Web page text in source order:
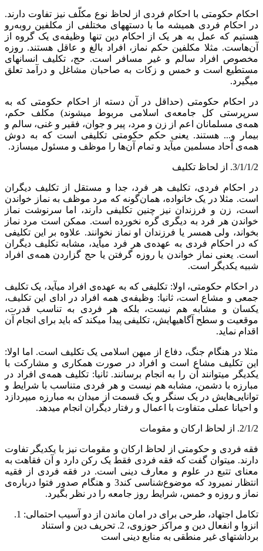
احکام حکومتی با احکام فردی از لحاظ نوع مکلّف نیز تفاوت دارند.
در احکام فردی همیشه ما با دسته‏های مختلفی از مکلفین روبه‌رو
هستیم که عمل به هر یک از احکام دین تنها وظیفه‌ی یک گروه از
آن‌هاست. مثلا مکلفین حکم نماز، افراد بالغ و عاقل هستند. روزه
مخصوص افراد سالم و غیر مسافر است. حج، تکلیف انسان‏های
مستطیع است و خمس و زکات به صاحبان مشاغل و درآمد تعلق
می‏گیرد.
در احکام حکومتی (حداقل در آن دسته از احکام حکومتی که به
سرپرستی کل جامعه‌ی اسلامی مربوط می‏شوند) مکلف حکم،
همه‌ی مسلمانان اعم از زن و مرد، پیر و جوان، فقیر و غنی، سالم و
بیمار و... هستند. یعنی حکم حکومتی تکلیفی است که به دوش
همه‌ی آحاد مسلمین می‏آید و تمام آن‌ها را موظف و مسئول می‏سازد.
3/1/1/2. از لحاظ تکلیف
در احکام فردی، تکلیف هر فرد، جدا و مستقل از تکلیف دیگران
است. مثلا در یک خانواده، همان‌گونه که مرد موظف به نماز خواندن
است، زن و فرزندان نیز چنین تکلیفی دارند، اما سرنوشت نماز
خواندن هر فرد به دیگری گره نخورده است. ممکن است مرد نماز
بخواند، ولی همسر یا فرزندان او نماز نخوانند. علاوه بر این تکلیفی
که در احکام فردی به عهده‌ی هر فرد می‏آید، مشابه تکلیف دیگران
است. یعنی نماز خواندن یا روزه گرفتن یا حج گزاردن همه‌ی افراد
شبیه یکدیگر است.
در احکام حکومتی، اولا: تکلیفی که به عهده‌ی افراد می‏آید، یک تکلیف
جمعی و مشاع است، ثانیا: وظیفه‌ی همه افراد در ادای این تکلیف،
یکسان و مشابه هم نیست، بلکه هر فردی به تناسب قدرت،
موقعیت و سطح آگاهی‏هایش، تکلیفی پیدا می‏کند که باید برای انجام آن
اقدام نماید.
مثلا در هنگام جنگ، دفاع از میهن اسلامی یک تکلیف است. اما اولا:
این تکلیف مشاع است و افراد در صورت همکاری و مشارکت با
یکدیگر می‏توانند آن را به انجام برسانند. ثانیا: تکلیف همه‌ی افراد در
مبارزه با دشمن، مشابه هم نیست و هر فردی متناسب با شرایط و
توانایی‌هایش در یک سنگر و یک قسمت از میدان به مبارزه می‏پردازد
و احیانا عملی متفاوت با اعمال و رفتار دیگران انجام می‏دهد.
2/1/2. از لحاظ ارکان و مقومات
فقه فردی و حکومتی از لحاظ ارکان و مقومات نیز با یکدیگر تفاوت
دارند. می‏توان گفت که فقه فردی فقط یک رکن دارد و آن فقاهت به
معنای تتبع در علوم و معارف دینی است. در فقه فردی از فقیه
انتظار نمی‏رود که موضوع‌شناسی کند3 و هنگام صدور فتوا درباره‌ی
نماز و روزه و خمس، شرایط روز جامعه را در نظر بگیرد.
تکامل اجتهاد، طرحی برای در امان ماندن از دو آسیب احتمالی: 1.
انزوا و انفعال دین و مراکز حوزوی، 2. تحریف دین و استناد
برداشت‏های غیر منطقی به منابع دینی است